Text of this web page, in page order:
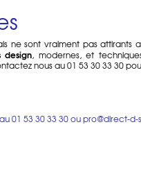
ne sont vraiment pas
design, modernes, et
nous au 01 53 30 33 30
de luminaires rivalisent
01 53 30 33 30oupro@direct-d-